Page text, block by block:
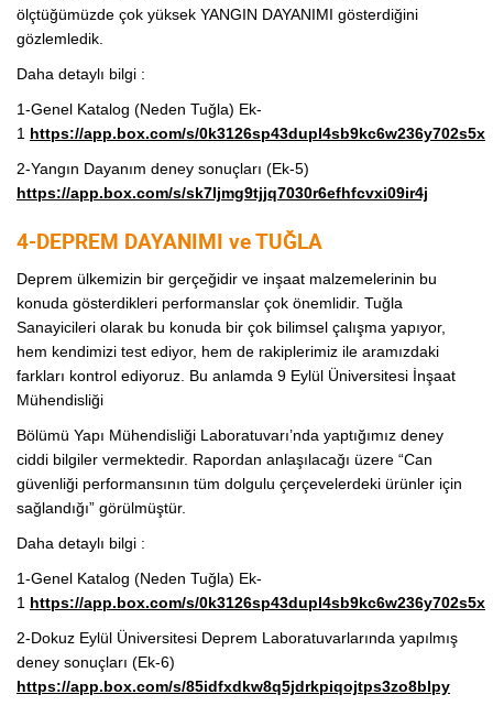
ölçtüğümüzde çok yüksek YANGIN DAYANIMI gösterdiğini
gözlemledik.
Daha detaylı bilgi :
1-Genel Katalog (Neden Tuğla) Ek-
1 https://app.box.com/s/0k3126sp43dupl4sb9kc6w236y702s5x
2-Yangın Dayanım deney sonuçları (Ek-5)
https://app.box.com/s/sk7ljmg9tjjq7030r6efhfcvxi09ir4j
4-DEPREM DAYANIMI ve TUĞLA
Deprem ülkemizin bir gerçeğidir ve inşaat malzemelerinin bu
konuda gösterdikleri performanslar çok önemlidir. Tuğla
Sanayicileri olarak bu konuda bir çok bilimsel çalışma yapıyor,
hem kendimizi test ediyor, hem de rakiplerimiz ile aramızdaki
farkları kontrol ediyoruz. Bu anlamda 9 Eylül Üniversitesi İnşaat
Mühendisliği
Bölümü Yapı Mühendisliği Laboratuvarı’nda yaptığımız deney
ciddi bilgiler vermektedir. Rapordan anlaşılacağı üzere “Can
güvenliği performansının tüm dolgulu çerçevelerdeki ürünler için
sağlandığı” görülmüştür.
Daha detaylı bilgi :
1-Genel Katalog (Neden Tuğla) Ek-
1 https://app.box.com/s/0k3126sp43dupl4sb9kc6w236y702s5x
2-Dokuz Eylül Üniversitesi Deprem Laboratuvarlarında yapılmış
deney sonuçları (Ek-6)
https://app.box.com/s/85idfxdkw8q5jdrkpiqojtps3zo8blpy